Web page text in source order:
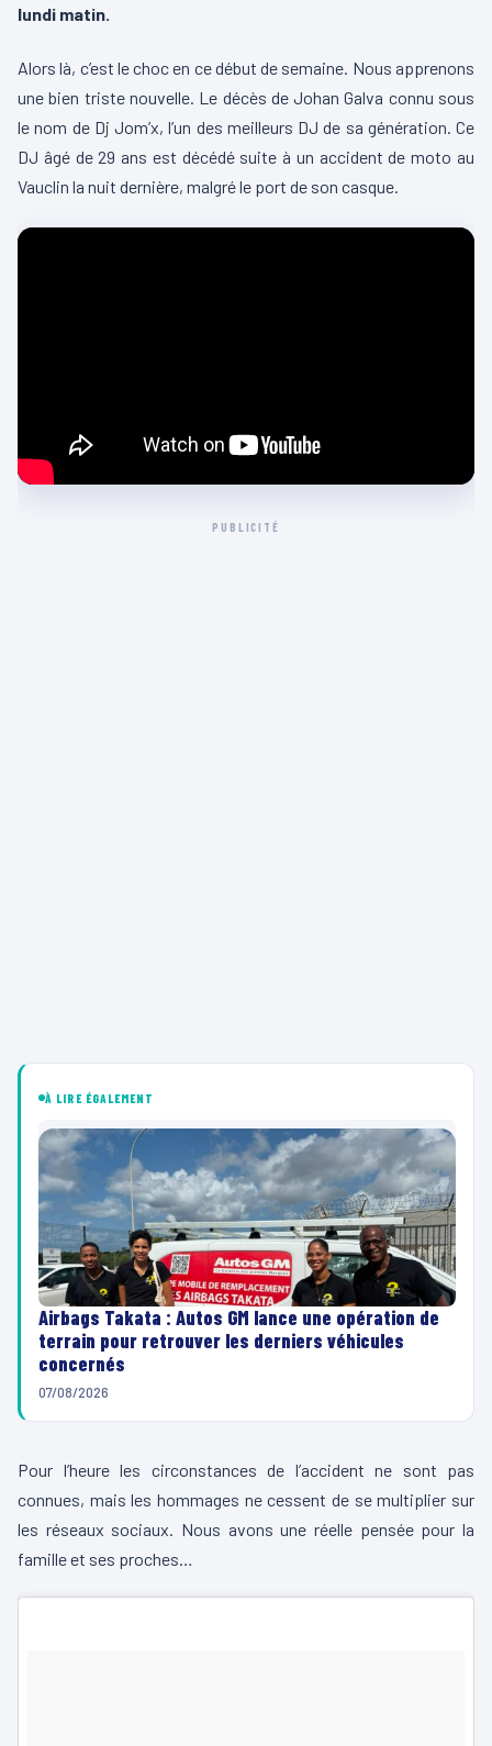
lundi matin.
Alors là, c’est le choc en ce début de semaine. Nous apprenons
une bien triste nouvelle. Le décès de Johan Galva connu sous
le nom de Dj Jom’x, l’un des meilleurs DJ de sa génération. Ce
DJ âgé de 29 ans est décédé suite à un accident de moto au
Vauclin la nuit dernière, malgré le port de son casque.
PUBLICITÉ
À LIRE ÉGALEMENT
Airbags Takata : Autos GM lance une opération de
terrain pour retrouver les derniers véhicules
concernés
07/08/2026
Pour l’heure les circonstances de l’accident ne sont pas
connues, mais les hommages ne cessent de se multiplier sur
les réseaux sociaux. Nous avons une réelle pensée pour la
famille et ses proches…